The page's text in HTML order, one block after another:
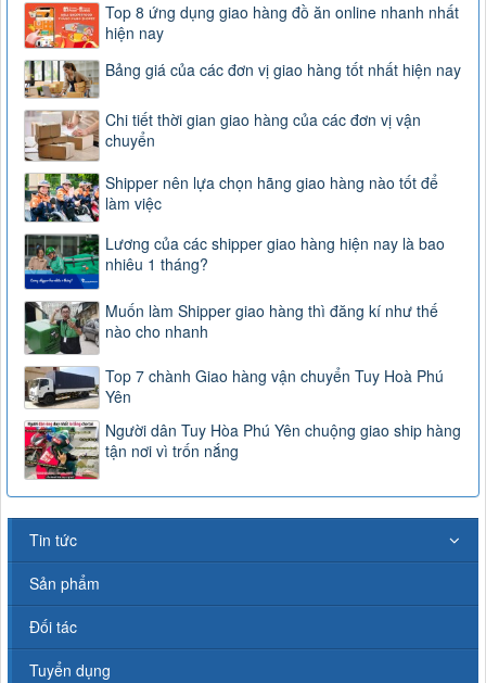
Top 8 ứng dụng giao hàng đồ ăn online nhanh nhất
hiện nay
Bảng giá của các đơn vị giao hàng tốt nhất hiện nay
Chi tiết thời gian giao hàng của các đơn vị vận
chuyển
Shipper nên lựa chọn hãng giao hàng nào tốt để
làm việc
Lương của các shipper giao hàng hiện nay là bao
nhiêu 1 tháng?
Muốn làm Shipper giao hàng thì đăng kí như thế
nào cho nhanh
Top 7 chành Giao hàng vận chuyển Tuy Hoà Phú
Yên
Người dân Tuy Hòa Phú Yên chuộng giao ship hàng
tận nơi vì trốn nắng
Tin tức
Sản phẩm
Đối tác
Tuyển dụng